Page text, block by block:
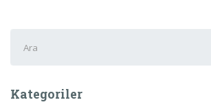
ara:
Kategoriler